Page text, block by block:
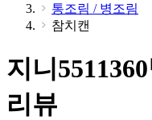
통조림 / 병조림
참치캔
지니
리뷰